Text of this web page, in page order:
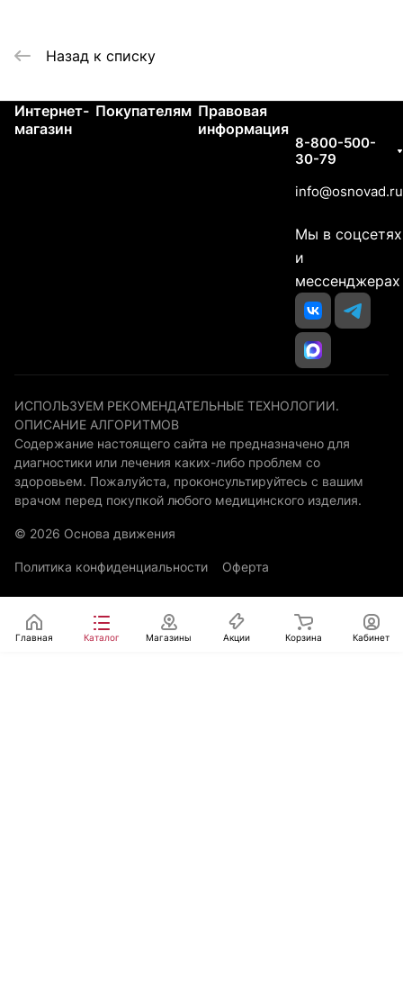
Назад к списку
Интернет-
магазин
Покупателям Правовая
информация
8-800-500-
30-79
info@osnovad.ru
Мы в соцсетях
и
мессенджерах
ИСПОЛЬЗУЕМ РЕКОМЕНДАТЕЛЬНЫЕ ТЕХНОЛОГИИ.
ОПИСАНИЕ АЛГОРИТМОВ
Содержание настоящего сайта не предназначено для
диагностики или лечения каких-либо проблем со
здоровьем. Пожалуйста, проконсультируйтесь с вашим
врачом перед покупкой любого медицинского изделия.
© 2026 Основа движения
Политика конфиденциальности Оферта
Главная Каталог Магазины Акции Корзина Кабинет